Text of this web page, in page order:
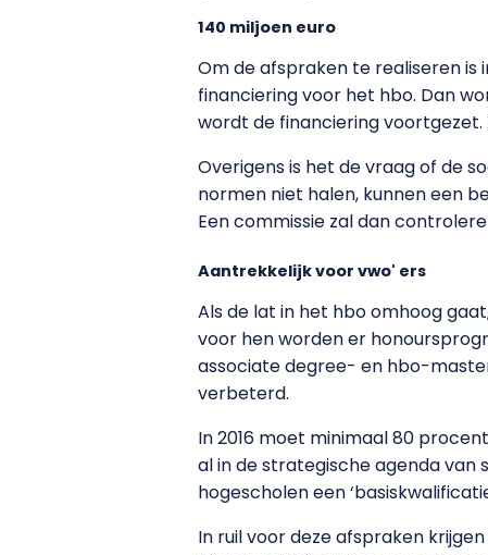
140 miljoen euro
Om de afspraken te realiseren is
financiering voor het hbo. Dan
wordt de financiering
Overigens is het de vraag of de
normen niet halen, kunnen een
Een commissie zal dan
Aantrekkelijk voor vwo' ers
Als de lat in het hbo omhoog
voor hen worden er
associate degree- en hbo-
verbeterd.
In 2016 moet minimaal 80
al in de strategische agenda van
hogescholen een
In ruil voor deze afspraken